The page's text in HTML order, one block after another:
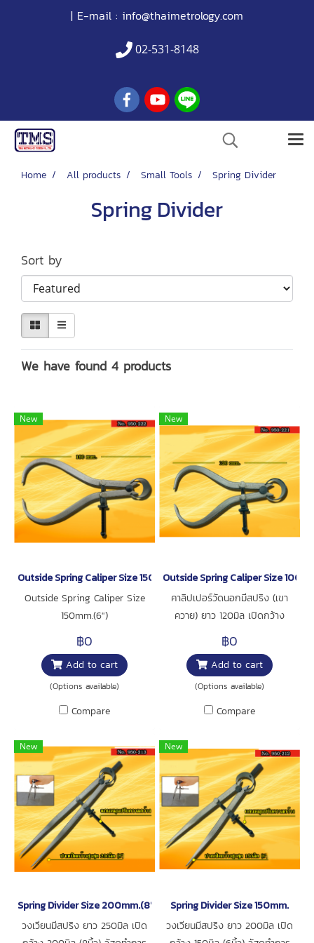
| E-mail : info@thaimetrology.com
02-531-8148
Home All products Small Tools Spring Divider
Spring Divider
Sort by
We have found 4 products
New
Outside Spring Caliper Size 150mm.(6")
Outside Spring Caliper Size
150mm.(6")
฿0
Add to cart
(Options available)
Compare
New
Outside Spring Caliper Size
คาลิปเปอร์วัดนอกมีสปริง (เขา
ควาย) ยาว 120มิล เปิดกว้าง
100มิล (4นิ้ว) วัสดุทำการจากเหล็ก
การใช้งาน : สำหรับเทียบขนาดชิ้น
งาน
฿0
Add to cart
(Options available)
Compare
New
Spring Divider Size 200mm.(8")
วงเวียนมีสปริง ยาว 250มิล เปิด
New
Spring Divider Size 150mm.
วงเวียนมีสปริง ยาว 200มิล เปิด